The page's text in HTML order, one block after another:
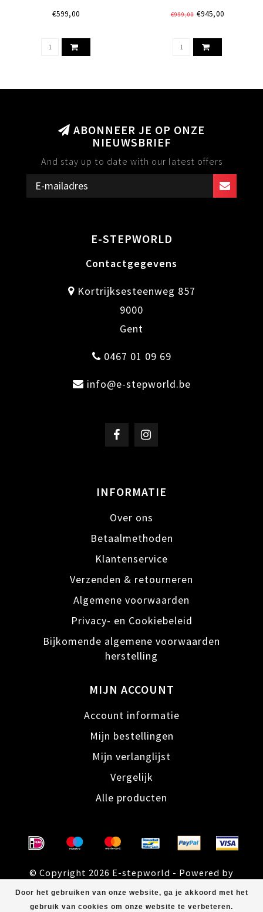
€599,00 €999,00€945,00
Door het gebruiken van onze website, ga je akkoord met het
gebruik van cookies om onze website te verbeteren.
ABONNEER JE OP ONZE
NIEUWSBRIEF
And stay up to date with our latest offers
E-STEPWORLD
Contactgegevens
Kortrijksesteenweg 857
9000
Gent
0467 01 09 69
info@e-stepworld.be
INFORMATIE
Over ons
Betaalmethoden
Klantenservice
Verzenden & retourneren
Algemene voorwaarden
Privacy- en Cookiebeleid
Bijkomende algemene voorwaarden
herstelling
MIJN ACCOUNT
Account informatie
Mijn bestellingen
Mijn verlanglijst
Vergelijk
Alle producten
© Copyright 2026 E-stepworld - Powered by
Lightspeed- Theme byDyvelopment